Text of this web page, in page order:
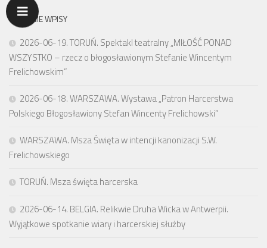
OSTATNIE WPISY
2026-06-19. TORUŃ. Spektakl teatralny „MIŁOŚĆ PONAD
WSZYSTKO – rzecz o błogosławionym Stefanie Wincentym
Frelichowskim”
2026-06-18. WARSZAWA. Wystawa „Patron Harcerstwa
Polskiego Błogosławiony Stefan Wincenty Frelichowski”
WARSZAWA. Msza Święta w intencji kanonizacji S.W.
Frelichowskiego
TORUŃ. Msza święta harcerska
2026-06-14. BELGIA. Relikwie Druha Wicka w Antwerpii.
Wyjątkowe spotkanie wiary i harcerskiej służby